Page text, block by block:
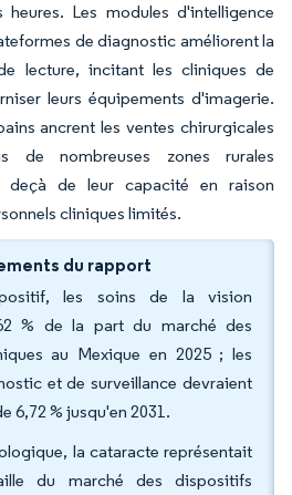
Les modules d'intelligence
de diagnostic améliorent la
lecture, incitant les cliniques de
leurs équipements d'imagerie.
ancrent les ventes chirurgicales
de nombreuses zones rurales
deçà de leur capacité en raison
cliniques limités.
du rapport
les soins de la vision
% de la part du marché des
au Mexique en 2025 ; les
et de surveillance devraient
6,72 % jusqu'en 2031.
la cataracte représentait
du marché des dispositifs